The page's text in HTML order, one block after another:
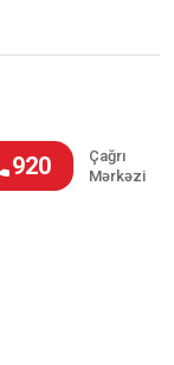
920
Çağrı
Mərkəzi